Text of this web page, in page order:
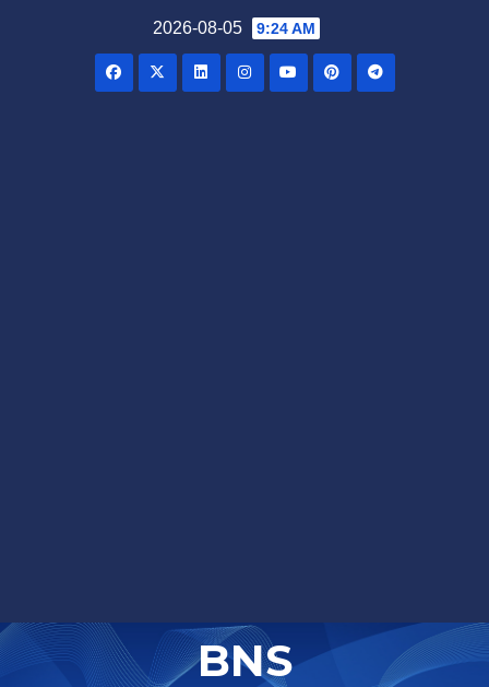
2026-08-05 9:24 AM
BNS